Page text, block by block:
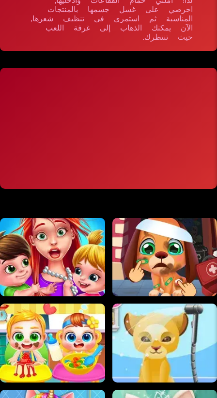
احرصي على غسل جسمها بالمنتجات
المناسبة ثم استمري في تنظيف شعرها,
الآن يمكنك الذهاب إلى غرفة اللعب
حيث تنتظرك.